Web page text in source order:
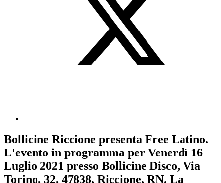
Bollicine Riccione presenta Free Latino.
L'evento in programma per Venerdì 16
Luglio 2021 presso Bollicine Disco, Via
Torino, 32, 47838, Riccione, RN. La